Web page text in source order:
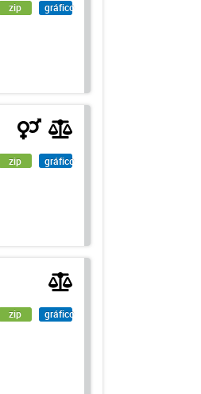
zip gráfico
zip gráfico
zip gráfico